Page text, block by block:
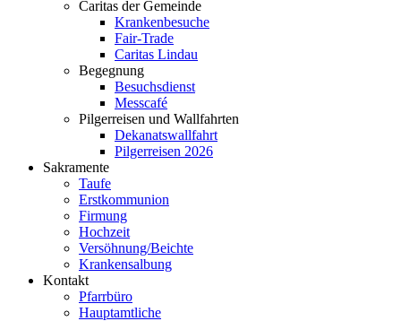
Caritas der Gemeinde
Krankenbesuche
Fair-Trade
Caritas Lindau
Begegnung
Besuchsdienst
Messcafé
Pilgerreisen und Wallfahrten
Dekanatswallfahrt
Pilgerreisen 2026
Sakramente
Taufe
Erstkommunion
Firmung
Hochzeit
Versöhnung/Beichte
Krankensalbung
Kontakt
Pfarrbüro
Hauptamtliche